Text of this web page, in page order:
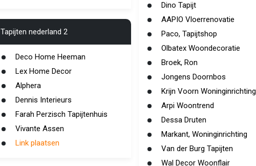
Tapijten nederland 2
Deco Home Heeman
Lex Home Decor
Alphera
Dennis Interieurs
Farah Perzisch Tapijtenhuis
Vivante Assen
Link plaatsen
Dino Tapijt
AAPIO Vloerrenovatie
Paco, Tapijtshop
Olbatex Woondecoratie
Broek, Ron
Jongens Doornbos
Krijn Voorn Woninginrichting
Arpi Woontrend
Dessa Druten
Markant, Woninginrichting
Van der Burg Tapijten
Wal Decor Woonflair